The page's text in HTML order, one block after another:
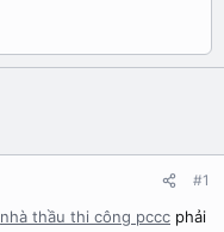
#1
nhà thầu thi công pccc phải